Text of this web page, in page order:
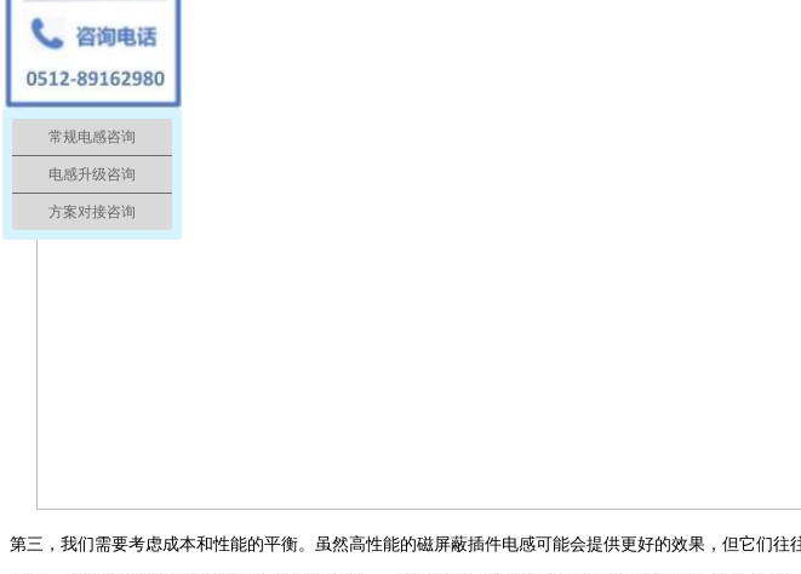
第三，我们需要考虑成本和性能的平衡。虽然高性能的磁屏蔽插件电感可能会提供更好的效果，但它们往
常规电感咨询
电感升级咨询
方案对接咨询